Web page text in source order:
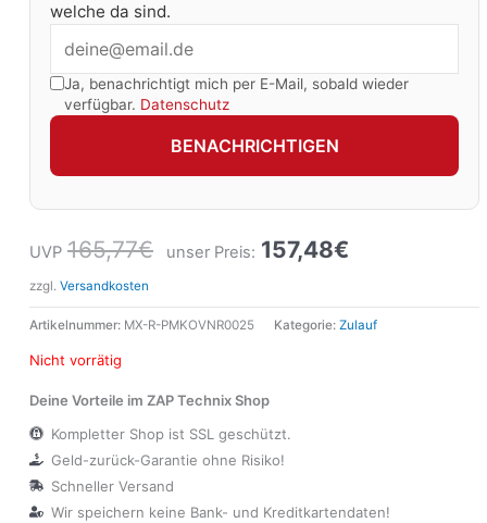
welche da sind.
Ja, benachrichtigt mich per E-Mail, sobald wieder
verfügbar. Datenschutz
BENACHRICHTIGEN
UVP 165,77€ unser Preis: 157,48€
zzgl. Versandkosten
Artikelnummer: MX-R-PMKOVNR0025 Kategorie: Zulauf
Nicht vorrätig
Deine Vorteile im ZAP Technix Shop
Kompletter Shop ist SSL geschützt.
Geld-zurück-Garantie ohne Risiko!
Schneller Versand
Wir speichern keine Bank- und Kreditkartendaten!